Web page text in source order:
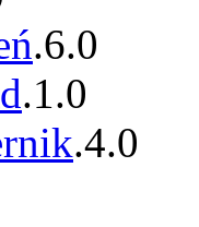
.6.0
.1.0
.4.0